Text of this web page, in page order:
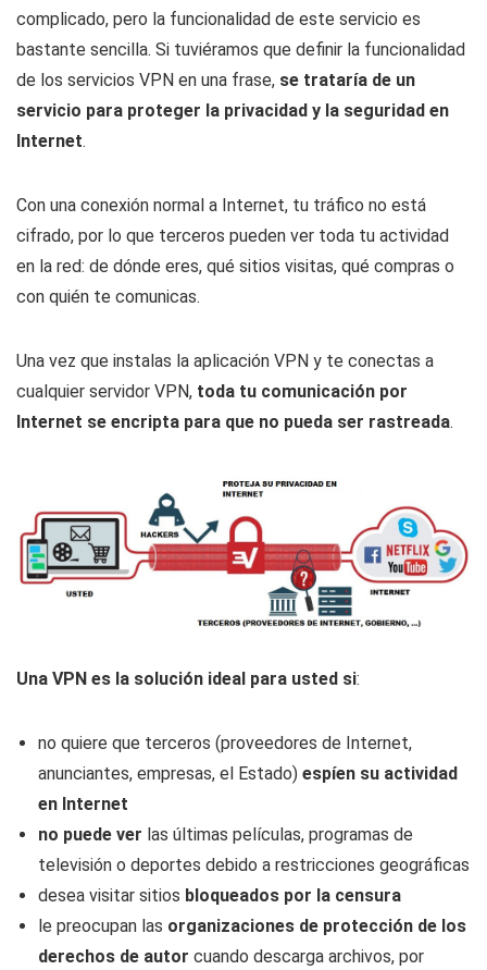
complicado, pero la funcionalidad de este servicio es
bastante sencilla. Si tuviéramos que definir la funcionalidad
de los servicios VPN en una frase, se trataría de un
servicio para proteger la privacidad y la seguridad en
Internet.
Con una conexión normal a Internet, tu tráfico no está
cifrado, por lo que terceros pueden ver toda tu actividad
en la red: de dónde eres, qué sitios visitas, qué compras o
con quién te comunicas.
Una vez que instalas la aplicación VPN y te conectas a
cualquier servidor VPN, toda tu comunicación por
Internet se encripta para que no pueda ser rastreada.
Una VPN es la solución ideal para usted si:
no quiere que terceros (proveedores de Internet,
anunciantes, empresas, el Estado) espíen su actividad
en Internet
no puede ver las últimas películas, programas de
televisión o deportes debido a restricciones geográficas
desea visitar sitios bloqueados por la censura
le preocupan las organizaciones de protección de los
derechos de autor cuando descarga archivos, por